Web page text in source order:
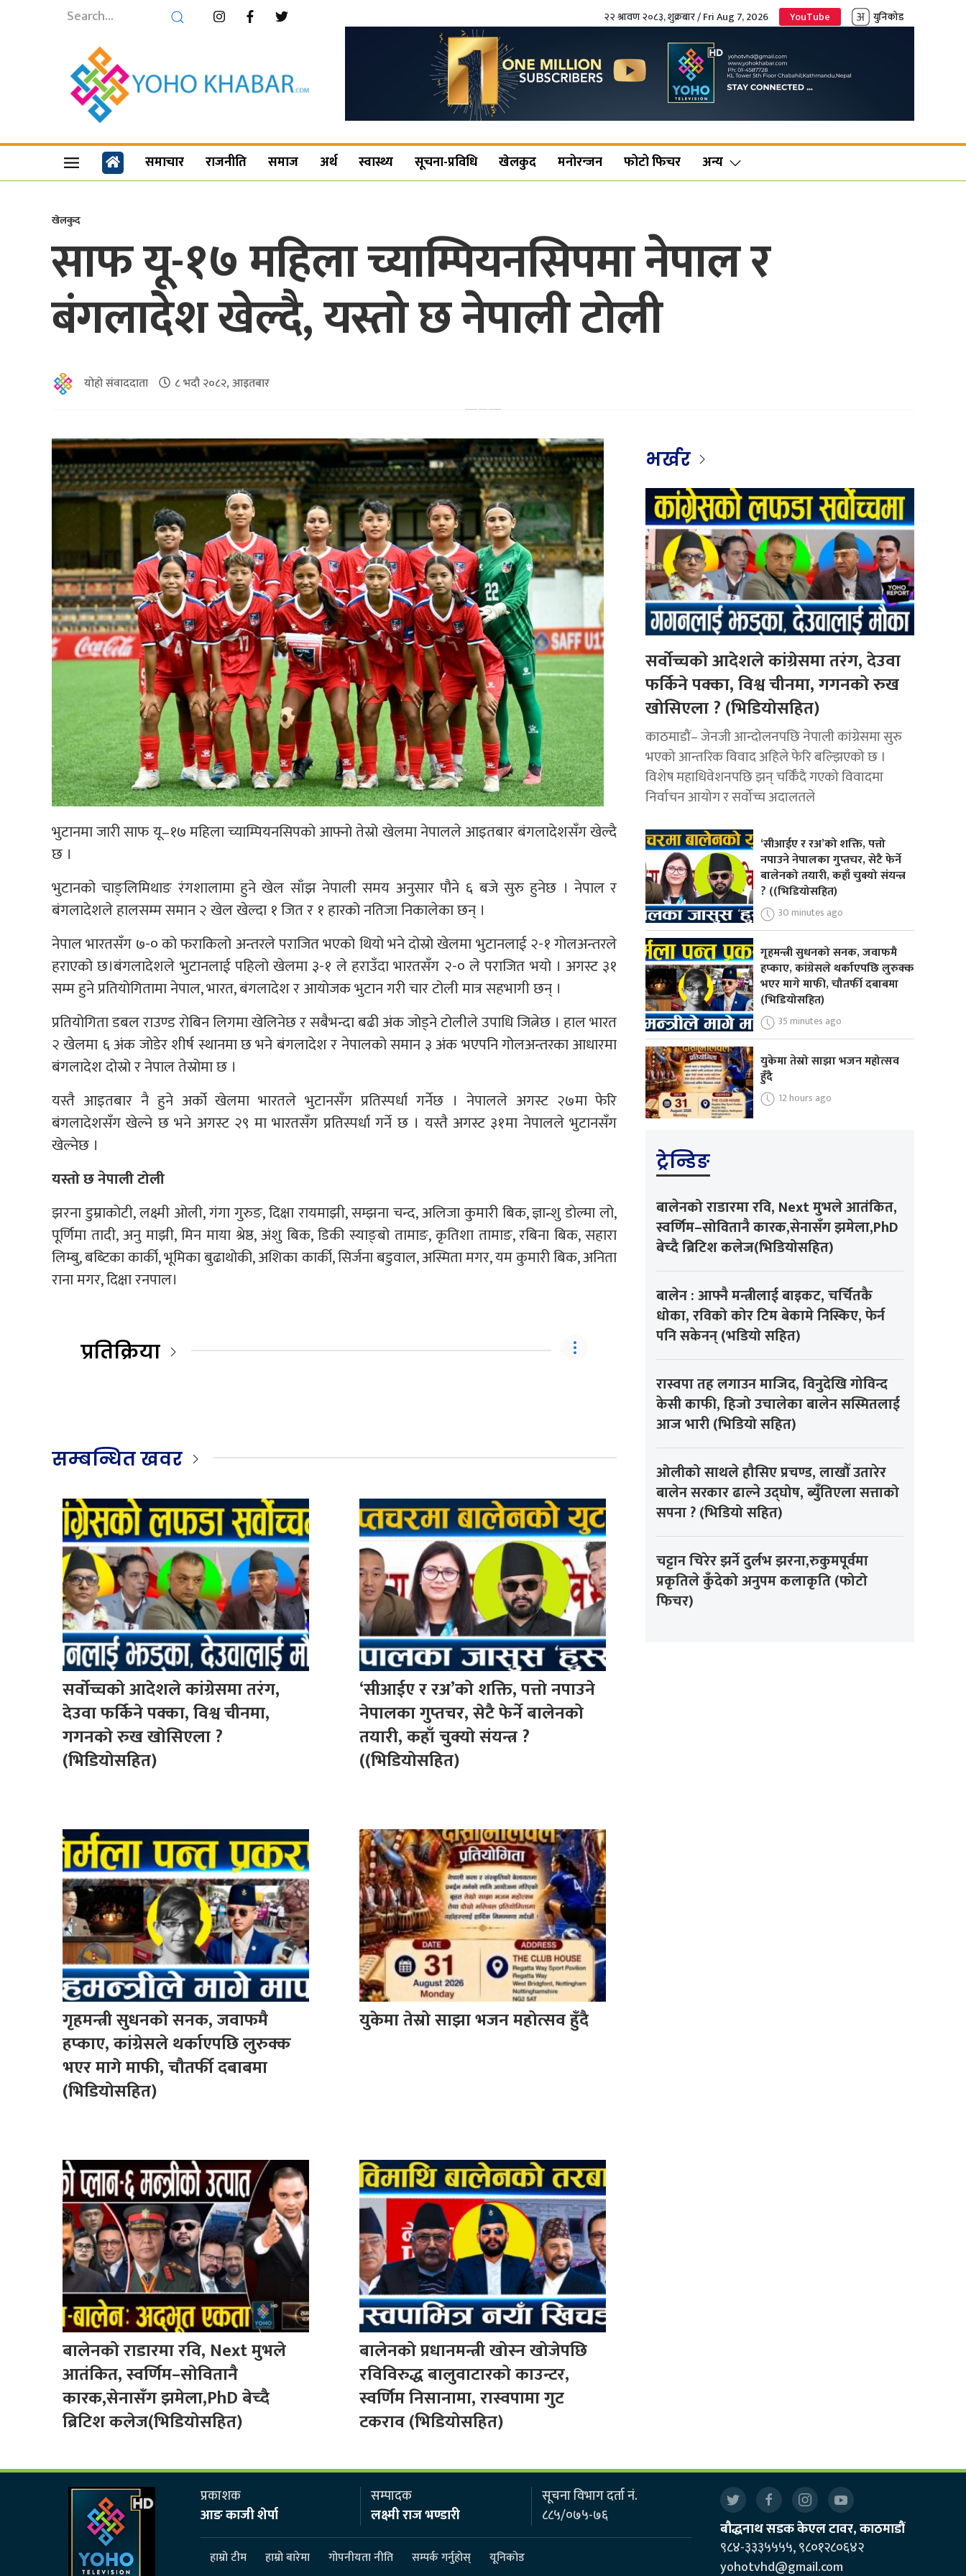
२२ श्रावण २०८३, शुक्रबार / Fri Aug 7, 2026 YouTube युनिकोड
समाचार राजनीति समाज अर्थ स्वास्थ्य सूचना-प्रविधि खेलकुद मनोरन्जन फोटो फिचर अन्य
खेलकुद
साफ यू-१७ महिला च्याम्पियनसिपमा नेपाल र
बंगलादेश खेल्दै, यस्तो छ नेपाली टोली
योहो संवाददाता ८ भदौ २०८२, आइतबार
भुटानमा जारी साफ यू–१७ महिला च्याम्पियनसिपको आफ्नो तेस्रो खेलमा नेपालले आइतबार बंगलादेशसँग खेल्दै
छ ।
भुटानको चाङ्लिमिथाङ रंगशालामा हुने खेल साँझ नेपाली समय अनुसार पौने ६ बजे सुरु हुनेछ । नेपाल र
बंगलादेशले हालसम्म समान २ खेल खेल्दा १ जित र १ हारको नतिजा निकालेका छन् ।
नेपाल भारतसँग ७-० को फराकिलो अन्तरले पराजित भएको थियो भने दोस्रो खेलमा भुटानलाई २-१ गोलअन्तरले
हराएको छ।बंगलादेशले भुटानलाई पहिलो खेलमा ३-१ ले हराउँदा भारतसँग २-० ले पराजित भयो । अगस्ट ३१
सम्म हुने प्रतियोगितामा नेपाल, भारत, बंगलादेश र आयोजक भुटान गरी चार टोली मात्र सहभागी छन् ।
प्रतियोगिता डबल राउण्ड रोबिन लिगमा खेलिनेछ र सबैभन्दा बढी अंक जोड्ने टोलीले उपाधि जित्नेछ । हाल भारत
२ खेलमा ६ अंक जोडेर शीर्ष स्थानमा छ भने बंगलादेश र नेपालको समान ३ अंक भएपनि गोलअन्तरका आधारमा
बंगलादेश दोस्रो र नेपाल तेस्रोमा छ ।
यस्तै आइतबार नै हुने अर्को खेलमा भारतले भुटानसँग प्रतिस्पर्धा गर्नेछ । नेपालले अगस्ट २७मा फेरि
बंगलादेशसँग खेल्ने छ भने अगस्ट २९ मा भारतसँग प्रतिस्पर्धा गर्ने छ । यस्तै अगस्ट ३१मा नेपालले भुटानसँग
खेल्नेछ ।
यस्तो छ नेपाली टोली
झरना डुम्राकोटी, लक्ष्मी ओली, गंगा गुरुङ, दिक्षा रायमाझी, सम्झना चन्द, अलिजा कुमारी बिक, ज्ञान्शु डोल्मा लो,
पूर्णिमा तादी, अनु माझी, मिन माया श्रेष्ठ, अंशु बिक, डिकी स्याङ्बो तामाङ, कृतिशा तामाङ, रबिना बिक, सहारा
लिम्बु, बब्टिका कार्की, भूमिका बुढाथोकी, अशिका कार्की, सिर्जना बडुवाल, अस्मिता मगर, यम कुमारी बिक, अनिता
राना मगर, दिक्षा रनपाल।
प्रतिक्रिया
सम्बन्धित खवर
सर्वोच्चको आदेशले कांग्रेसमा तरंग,
देउवा फर्किने पक्का, विश्व चीनमा,
गगनको रुख खोसिएला ?
(भिडियोसहित)
‘सीआईए र रअ’को शक्ति, पत्तो नपाउने
नेपालका गुप्तचर, सेटै फेर्ने बालेनको
तयारी, कहाँ चुक्यो संयन्त्र ?
((भिडियोसहित)
गृहमन्त्री सुधनको सनक, जवाफमै
हप्काए, कांग्रेसले थर्काएपछि लुरुक्क
भएर मागे माफी, चौतर्फी दबाबमा
(भिडियोसहित)
युकेमा तेस्रो साझा भजन महोत्सव हुँदै
बालेनको राडारमा रवि, Next मुभले
आतंकित, स्वर्णिम–सोवितानै
कारक,सेनासँग झमेला,PhD बेच्दै
ब्रिटिश कलेज(भिडियोसहित)
बालेनको प्रधानमन्त्री खोस्न खोजेपछि
रविविरुद्ध बालुवाटारको काउन्टर,
स्वर्णिम निसानामा, रास्वपामा गुट
टकराव (भिडियोसहित)
भर्खर
सर्वोच्चको आदेशले कांग्रेसमा तरंग, देउवा
फर्किने पक्का, विश्व चीनमा, गगनको रुख
खोसिएला ? (भिडियोसहित)
काठमाडौं– जेनजी आन्दोलनपछि नेपाली कांग्रेसमा सुरु
भएको आन्तरिक विवाद अहिले फेरि बल्झिएको छ ।
विशेष महाधिवेशनपछि झन् चर्किँदै गएको विवादमा
निर्वाचन आयोग र सर्वोच्च अदालतले
‘सीआईए र रअ’को शक्ति, पत्तो
नपाउने नेपालका गुप्तचर, सेटै फेर्ने
बालेनको तयारी, कहाँ चुक्यो संयन्त्र
? ((भिडियोसहित)
30 minutes ago
गृहमन्त्री सुधनको सनक, जवाफमै
हप्काए, कांग्रेसले थर्काएपछि लुरुक्क
भएर मागे माफी, चौतर्फी दबाबमा
(भिडियोसहित)
35 minutes ago
युकेमा तेस्रो साझा भजन महोत्सव
हुँदै
12 hours ago
ट्रेन्डिङ
बालेनको राडारमा रवि, Next मुभले आतंकित,
स्वर्णिम–सोवितानै कारक,सेनासँग झमेला,PhD
बेच्दै ब्रिटिश कलेज(भिडियोसहित)
बालेन : आफ्नै मन्त्रीलाई बाइकट, चर्चितकै
धोका, रविको कोर टिम बेकामे निस्किए, फेर्न
पनि सकेनन् (भडियो सहित)
रास्वपा तह लगाउन माजिद, विनुदेखि गोविन्द
केसी काफी, हिजो उचालेका बालेन सस्मितलाई
आज भारी (भिडियो सहित)
ओलीको साथले हौसिए प्रचण्ड, लाखौँ उतारेर
बालेन सरकार ढाल्ने उद्घोष, ब्युँतिएला सत्ताको
सपना ? (भिडियो सहित)
चट्टान चिरेर झर्ने दुर्लभ झरना,रुकुमपूर्वमा
प्रकृतिले कुँदेको अनुपम कलाकृति (फोटो
फिचर)
प्रकाशक
आङ काजी शेर्पा
सम्पादक
लक्ष्मी राज भण्डारी
सूचना विभाग दर्ता नं.
८८५/०७५-७६
हाम्रो टीम हाम्रो बारेमा गोपनीयता नीति सम्पर्क गर्नुहोस् यूनिकोड
बौद्धनाथ सडक केएल टावर, काठमाडौं
९८४-३३३५५५५, ९८०१२८०६४२
yohotvhd@gmail.com